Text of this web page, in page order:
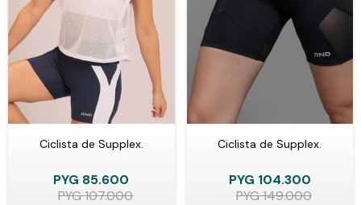
Ciclista de Supplex.
PYG 85.600
PYG107.000
Ciclista de Supplex.
PYG 104.300
PYG149.000